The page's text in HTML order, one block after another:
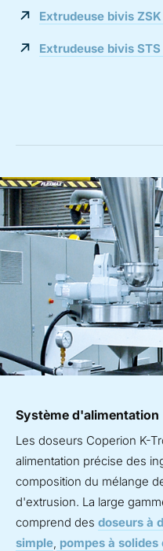
Extrudeuse bivis ZSK
Extrudeuse bivis
Système d'alimentation
Les doseurs Coperion K-
alimentation précise des
composition du mélange
d'extrusion. La large
comprend des doseurs à
simple, pompes à solides